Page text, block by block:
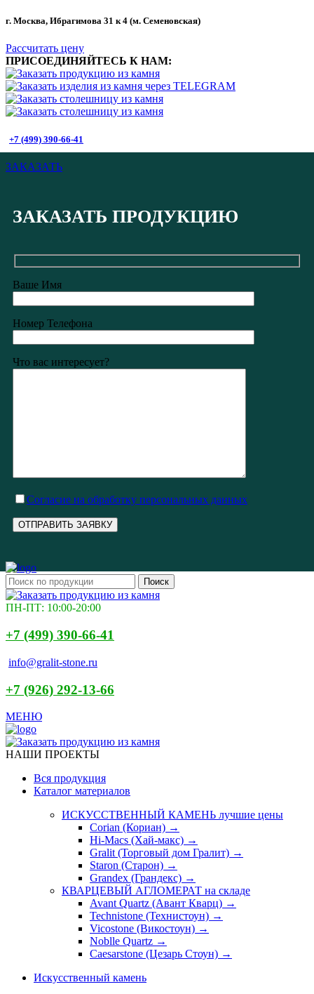
г. Москва, Ибрагимова 31 к 4 (м. Семеновская)
Рассчитать цену
ПРИСОЕДИНЯЙТЕСЬ К НАМ:
+7 (499) 390-66-41
ЗАКАЗАТЬ
ЗАКАЗАТЬ ПРОДУКЦИЮ
Ваше Имя
Номер Телефона
Что вас интересует?
Cогласие на обработку персональных данных
Поиск
ПН-ПТ: 10:00-20:00
+7 (499) 390-66-41
info@gralit-stone.ru
+7 (926) 292-13-66
МЕНЮ
НАШИ ПРОЕКТЫ
Вся продукция
Каталог материалов
ИСКУССТВЕННЫЙ КАМЕНЬ лучшие цены
Corian (Кориан) →
Hi-Macs (Хай-макс) →
Gralit (Торговый дом Гралит) →
Staron (Старон) →
Grandex (Грандекс) →
КВАРЦЕВЫЙ АГЛОМЕРАТ на складе
Avant Quartz (Авант Кварц) →
Technistone (Технистоун) →
Vicostone (Викостоун) →
Noblle Quartz →
Caesarstone (Цезарь Стоун) →
Искусственный камень